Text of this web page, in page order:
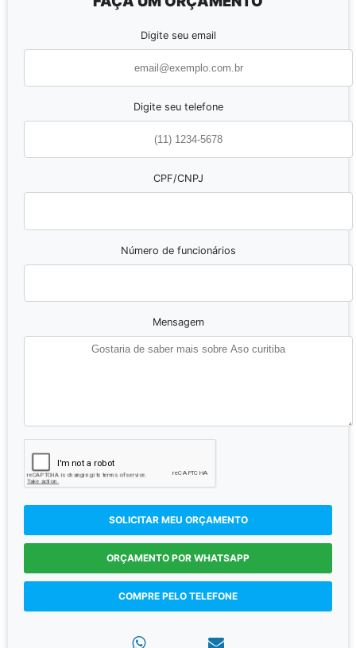
Digite seu email
Digite seu telefone
CPF/CNPJ
Número de funcionários
Mensagem
SOLICITAR MEU ORÇAMENTO
ORÇAMENTO POR WHATSAPP
COMPRE PELO TELEFONE